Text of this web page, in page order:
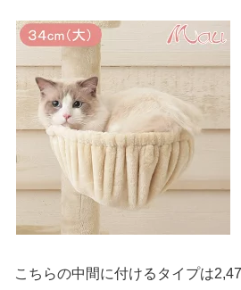
こちらの中間に付けるタイプは